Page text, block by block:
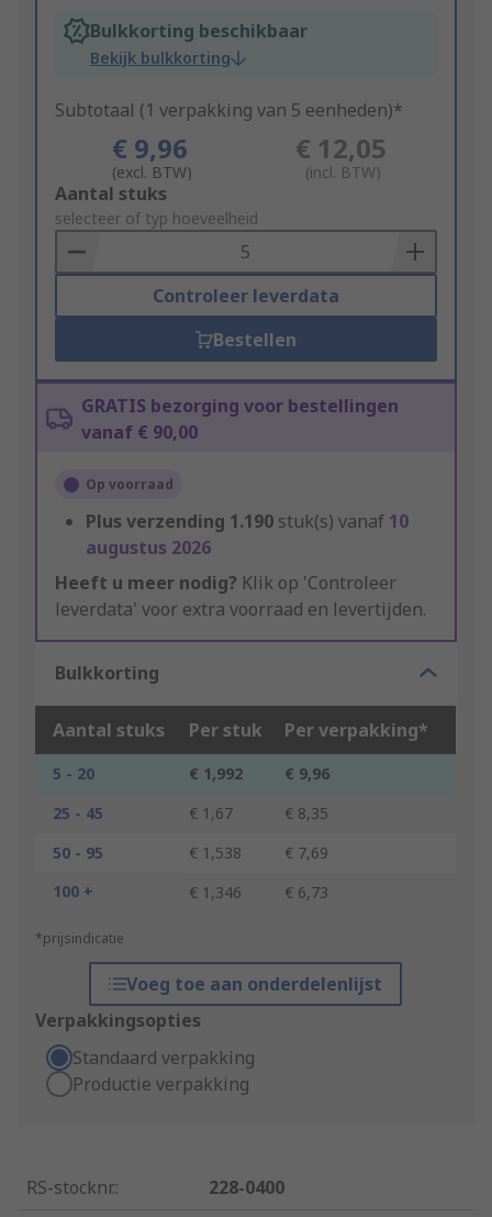
Bulkkorting beschikbaar
Bekijk bulkkorting
Subtotaal (1 verpakking van 5 eenheden)*
€ 9,96
(excl. BTW)
€ 12,05
(incl. BTW)
Add
to
Basket
Aantal stuks
selecteer of typ hoeveelheid
Controleer leverdata
Bestellen
GRATIS bezorging voor bestellingen
vanaf € 90,00
Op voorraad
Plus verzending 1.190 stuk(s) vanaf 10
augustus 2026
Heeft u meer nodig? Klik op 'Controleer
leverdata' voor extra voorraad en levertijden.
Bulkkorting
Aantal stuks Per stuk Per verpakking*
5 - 20 € 1,992
€ 9,96
25 - 45
€ 1,67
€ 8,35
50 - 95
€ 1,538
€ 7,69
100 +
€ 1,346 € 6,73
*prijsindicatie
Voeg toe aan onderdelenlijst
Verpakkingsopties
Standaard verpakking
Productie verpakking
RS-stocknr.:
228-0400